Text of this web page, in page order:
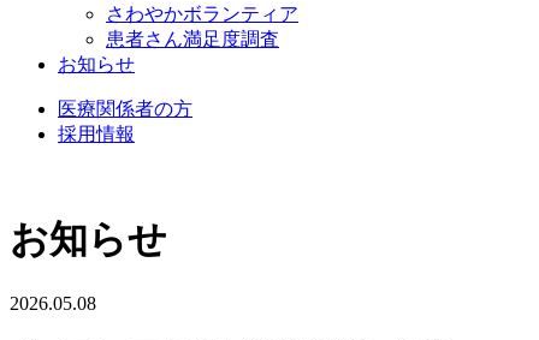
さわやかボランティア
患者さん満足度調査
お知らせ
医療関係者の方
採用情報
お知らせ
2026.05.08